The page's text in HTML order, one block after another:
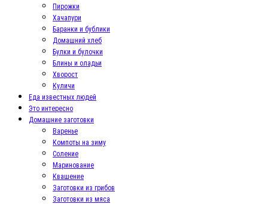
Пирожки
Хачапури
Баранки и бублики
Домашний хлеб
Булки и булочки
Блины и оладьи
Хворост
Куличи
Еда известных людей
Это интересно
Домашние заготовки
Варенье
Компоты на зиму
Соление
Маринование
Квашение
Заготовки из грибов
Заготовки из мяса